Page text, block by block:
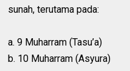
sunah, terutama pada:
a. 9 Muharram (Tasu’a)
b. 10 Muharram (Asyura)